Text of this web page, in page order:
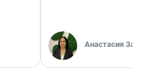
Анастасия